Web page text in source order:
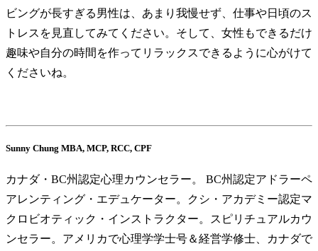
ビングが長すぎる男性は、あまり我慢せず、仕事や日頃のス
トレスを見直してみてください。そして、女性もできるだけ
趣味や自分の時間を作ってリラックスできるように心がけて
くださいね。
Sunny Chung MBA, MCP, RCC, CPF
カナダ・BC州認定心理カウンセラー。 BC州認定アドラーペ
アレンティング・エデュケーター。クシ・アカデミー認定マ
クロビオティック・インストラクター。スピリチュアルカウ
ンセラー。アメリカで心理学学士号＆経営学修士、カナダで